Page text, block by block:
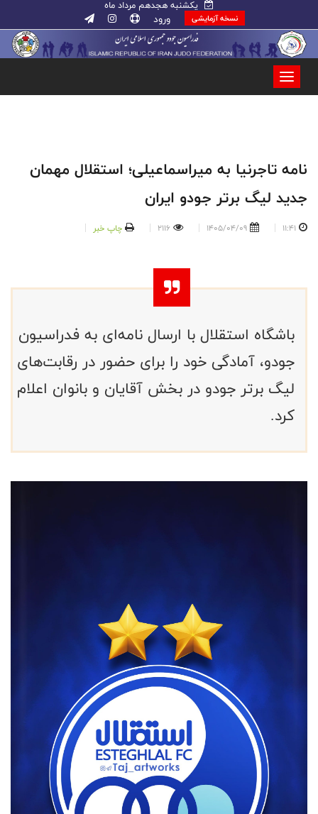
یکشنبه هجدهم مرداد ماه
نسخه آزمایشی ورود
نامه تاجرنیا به میراسماعیلی؛ استقلال مهمان
جدید لیگ برتر جودو ایران
11:41
1405/04/09
2116 چاپ خبر
باشگاه استقلال با ارسال نامه‌ای به فدراسیون
جودو، آمادگی خود را برای حضور در رقابت‌های
لیگ برتر جودو در بخش آقایان و بانوان اعلام
کرد.